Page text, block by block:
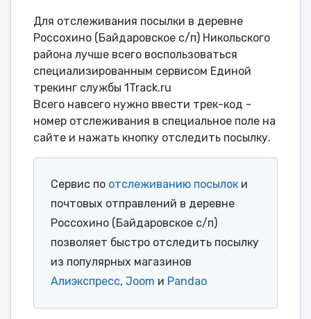
Для отслеживания посылки в деревне
Россохино (Байдаровское с/п) Никольского
района лучше всего воспользоваться
специализированным сервисом Единой
трекинг службы 1Track.ru
Всего навсего нужно ввести трек-код -
номер отслеживания в специальное поле на
сайте и нажать кнопку отследить посылку.
Сервис по отслеживанию посылок и
почтовых отправлений в деревне
Россохино (Байдаровское с/п)
позволяет быстро отследить посылку
из популярных магазинов
Алиэкспресс, Joom и Pandao